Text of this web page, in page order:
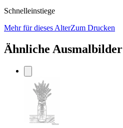
Schnelleinstiege
Mehr für dieses AlterZum Drucken
Ähnliche Ausmalbilder